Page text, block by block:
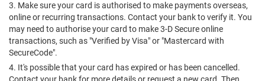
3. Make sure your card is authorised to make payments overseas,
online or recurring transactions. Contact your bank to verify it. You
may need to authorise your card to make 3-D Secure online
transactions, such as "Verified by Visa" or "Mastercard with
SecureCode".
4. It's possible that your card has expired or has been cancelled.